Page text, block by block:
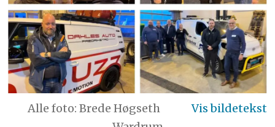
Alle foto: Brede Høgseth